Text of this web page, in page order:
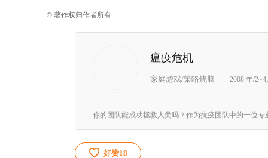
© 著作权归作者所有
瘟疫危机
家庭游戏/策略烧脑 2008 年/
好赞18